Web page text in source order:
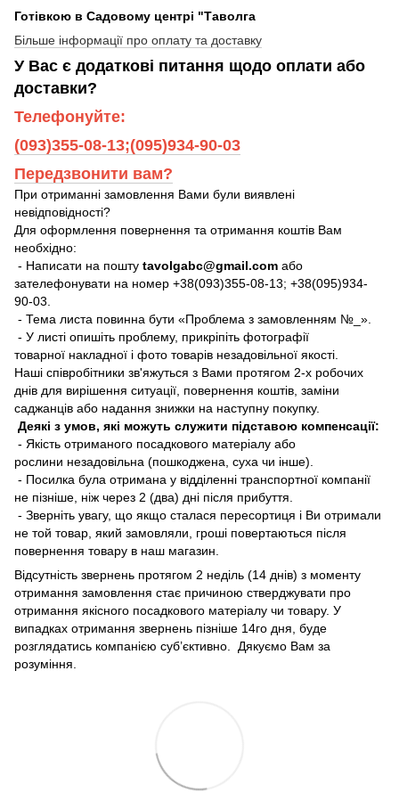
Готівкою в Садовому центрі "Таволга
Більше інформації про оплату та доставку
У Вас є додаткові питання щодо оплати або
доставки?
Телефонуйте:
(093)355-08-13;(095)934-90-03
Передзвонити вам?
При отриманні замовлення Вами були виявлені
невідповідності?
Для оформлення повернення та отримання коштів Вам
необхідно:
- Написати на пошту tavolgabc@gmail.com або
зателефонувати на номер +38(093)355-08-13; +38(095)934-
90-03.
- Тема листа повинна бути «Проблема з замовленням №_».
- У листі опишіть проблему, прикріпіть фотографії
товарної накладної і фото товарів незадовільної якості.
Наші співробітники зв'яжуться з Вами протягом 2-х робочих
днів для вирішення ситуації, повернення коштів, заміни
саджанців або надання знижки на наступну покупку.
Деякі з умов, які можуть служити підставою компенсації:
- Якість отриманого посадкового матеріалу або
рослини незадовільна (пошкоджена, суха чи інше).
- Посилка була отримана у відділенні транспортної компанії
не пізніше, ніж через 2 (два) дні після прибуття.
- Зверніть увагу, що якщо сталася пересортиця і Ви отримали
не той товар, який замовляли, гроші повертаються після
повернення товару в наш магазин.
Відсутність звернень протягом 2 неділь (14 днів) з моменту
отримання замовлення стає причиною стверджувати про
отримання якісного посадкового матеріалу чи товару. У
випадках отримання звернень пізніше 14го дня, буде
розглядатись компанією суб’єктивно. Дякуємо Вам за
розуміння.